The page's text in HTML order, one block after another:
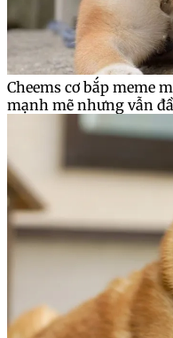
Cheems cơ bắp meme
mạnh mẽ nhưng vẫn